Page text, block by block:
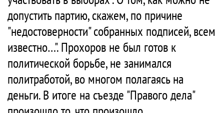
допустить партию, скажем, по причине
"недостоверности" собранных подписей, всем
известно…". Прохоров не был готов к
политической борьбе, не занимался
политработой, во многом полагаясь на
деньги. В итоге на съезде "Правого дела"